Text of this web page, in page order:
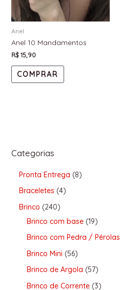
Categorias
Pronta Entrega 8
Braceletes 4
Brinco 240
Brinco com base 19
Brinco com Pedra / Pérolas
Brinco Mini 56
Brinco de Argola 57
Brinco de Corrente 3
Anel
Anel 10 Mandamentos
R$15,90
COMPRAR